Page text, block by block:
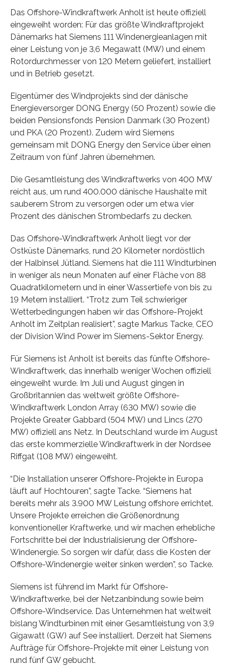
Das Offshore-Windkraftwerk Anholt ist heute offiziell
eingeweiht worden: Für das größte Windkraftprojekt
Dänemarks hat Siemens 111 Windenergieanlagen mit
einer Leistung von je 3,6 Megawatt (MW) und einem
Rotordurchmesser von 120 Metern geliefert, installiert
und in Betrieb gesetzt.
Eigentümer des Windprojekts sind der dänische
Energieversorger DONG Energy (50 Prozent) sowie die
beiden Pensionsfonds Pension Danmark (30 Prozent)
und PKA (20 Prozent). Zudem wird Siemens
gemeinsam mit DONG Energy den Service über einen
Zeitraum von fünf Jahren übernehmen.
Die Gesamtleistung des Windkraftwerks von 400 MW
reicht aus, um rund 400.000 dänische Haushalte mit
sauberem Strom zu versorgen oder um etwa vier
Prozent des dänischen Strombedarfs zu decken.
Das Offshore-Windkraftwerk Anholt liegt vor der
Ostküste Dänemarks, rund 20 Kilometer nordöstlich
der Halbinsel Jütland. Siemens hat die 111 Windturbinen
in weniger als neun Monaten auf einer Fläche von 88
Quadratkilometern und in einer Wassertiefe von bis zu
19 Metern installiert. “Trotz zum Teil schwieriger
Wetterbedingungen haben wir das Offshore-Projekt
Anholt im Zeitplan realisiert”, sagte Markus Tacke, CEO
der Division Wind Power im Siemens-Sektor Energy.
Für Siemens ist Anholt ist bereits das fünfte Offshore-
Windkraftwerk, das innerhalb weniger Wochen offiziell
eingeweiht wurde. Im Juli und August gingen in
Großbritannien das weltweit größte Offshore-
Windkraftwerk London Array (630 MW) sowie die
Projekte Greater Gabbard (504 MW) und Lincs (270
MW) offiziell ans Netz. In Deutschland wurde im August
das erste kommerzielle Windkraftwerk in der Nordsee
Riffgat (108 MW) eingeweiht.
“Die Installation unserer Offshore-Projekte in Europa
läuft auf Hochtouren”, sagte Tacke. “Siemens hat
bereits mehr als 3.900 MW Leistung offshore errichtet.
Unsere Projekte erreichen die Größenordnung
konventioneller Kraftwerke, und wir machen erhebliche
Fortschritte bei der Industrialisierung der Offshore-
Windenergie. So sorgen wir dafür, dass die Kosten der
Offshore-Windenergie weiter sinken werden”, so Tacke.
Siemens ist führend im Markt für Offshore-
Windkraftwerke, bei der Netzanbindung sowie beim
Offshore-Windservice. Das Unternehmen hat weltweit
bislang Windturbinen mit einer Gesamtleistung von 3,9
Gigawatt (GW) auf See installiert. Derzeit hat Siemens
Aufträge für Offshore-Projekte mit einer Leistung von
rund fünf GW gebucht.